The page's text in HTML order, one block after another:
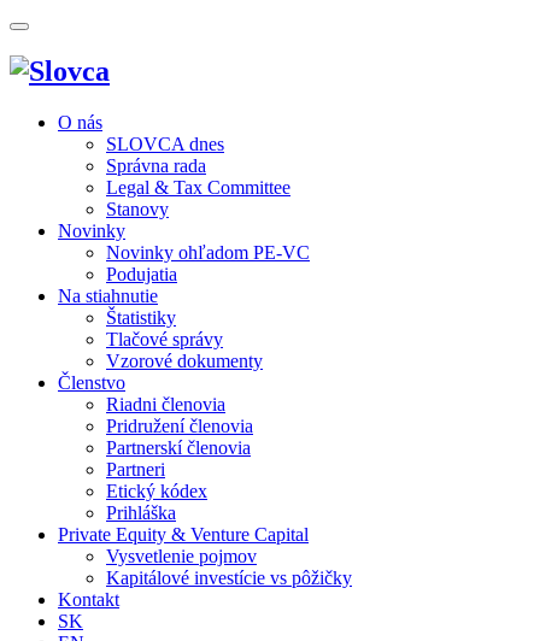
O nás
SLOVCA dnes
Správna rada
Legal & Tax Committee
Stanovy
Novinky
Novinky ohľadom PE-VC
Podujatia
Na stiahnutie
Štatistiky
Tlačové správy
Vzorové dokumenty
Členstvo
Riadni členovia
Pridružení členovia
Partnerskí členovia
Partneri
Etický kódex
Prihláška
Private Equity & Venture Capital
Vysvetlenie pojmov
Kapitálové investície vs pôžičky
Kontakt
SK